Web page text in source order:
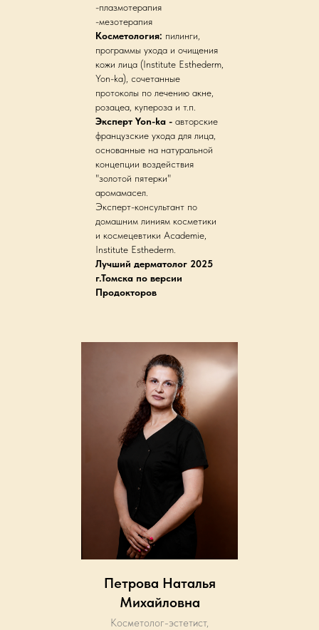
-плазмотерапия
-мезотерапия
Косметология: пилинги,
программы ухода и очищения
кожи лица (Institute Esthederm,
Yon-ka), сочетанные
протоколы по лечению акне,
розацеа, купероза и т.п.
Эксперт Yon-ka - авторские
французские ухода для лица,
основанные на натуральной
концепции воздействия
"золотой пятерки"
аромамасел.
Эксперт-консультант по
домашним линиям косметики
и космецевтики Academie,
Institute Esthederm.
Лучший дерматолог 2025
г.Томска по версии
Продокторов
Петрова Наталья
Михайловна
Косметолог-эстетист,